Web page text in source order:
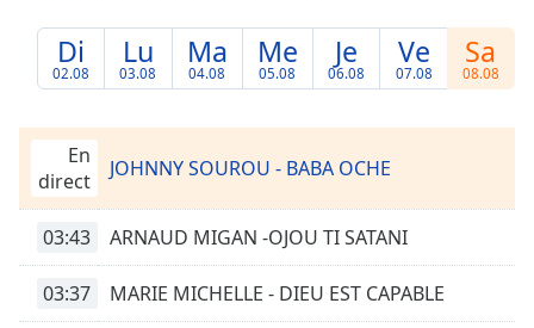
Current
0:00
Loaded:
Stream
TypeLIVE
Seek to
live,
currently
behind
liveLIVE
Di
02.08
Lu
03.08
Ma
04.08
Me
05.08
Je
06.08
Ve
07.08
Sa
08.08
En
direct
JOHNNY SOUROU - BABA OCHE
03:43 ARNAUD MIGAN -OJOU TI SATANI
03:37 MARIE MICHELLE - DIEU EST CAPABLE